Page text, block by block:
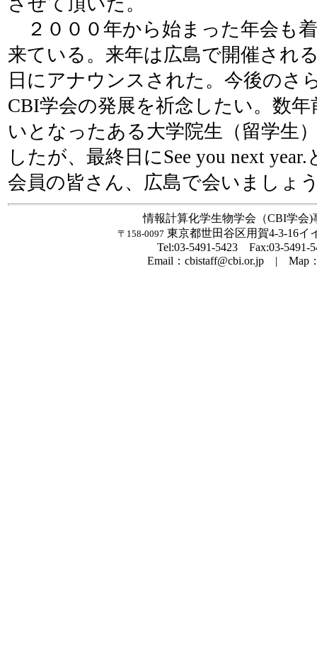
２０００年から始まった年会も
来ている。来年は広島で開催され
日にアナウンスされた。今後のさ
CBI学会の発展を祈念したい。数
いとなったある大学院生（留学生
したが、最終日にSee you next
会員の皆さん、広島で会いましょ
情報計算化学生物学会（CBI学会)
〒158-0097 東京都世田谷区用賀4-3-16イ
Tel:03-5491-5423 Fax:03-5491-
Email：cbistaff@cbi.or.jp | Map